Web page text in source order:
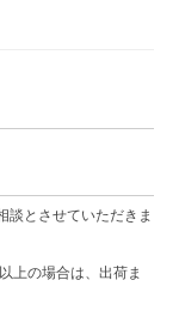
談とさせていただきま
上の場合は、出荷ま